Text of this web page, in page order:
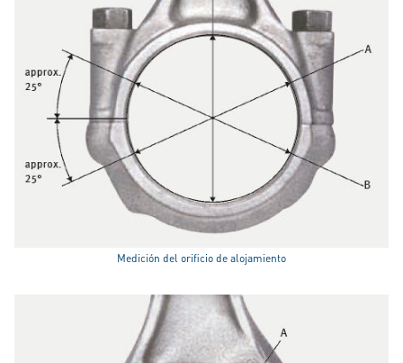
Medición del orificio de alojamiento